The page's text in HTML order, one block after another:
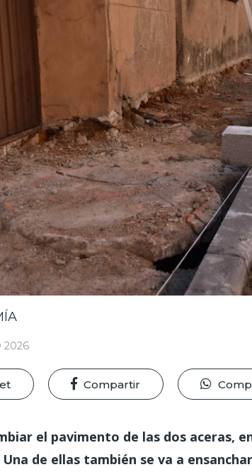
2026
Compartir
el pavimento de las dos aceras,
de ellas también se va a